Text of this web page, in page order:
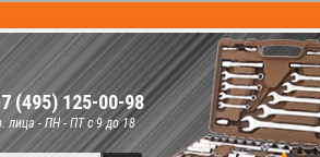
(495) 125-00-98
лица - ПН - ПТ с 9 до 18